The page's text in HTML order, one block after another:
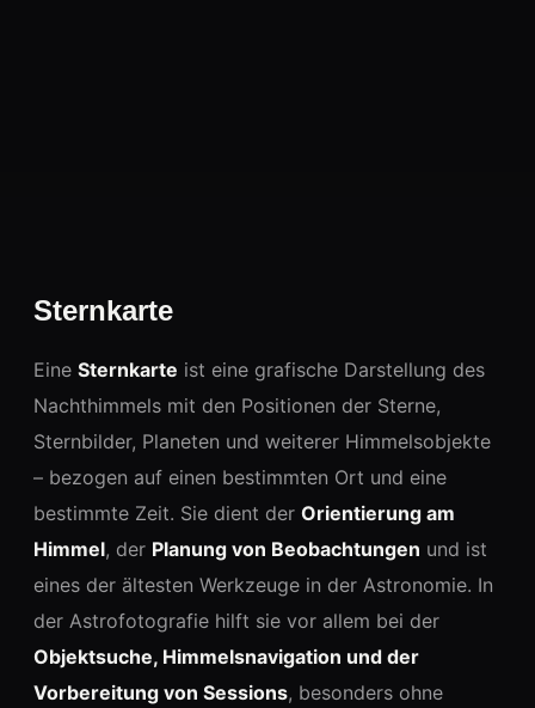
Sternkarte
Eine Sternkarte ist eine grafische Darstellung des
Nachthimmels mit den Positionen der Sterne,
Sternbilder, Planeten und weiterer Himmelsobjekte
– bezogen auf einen bestimmten Ort und eine
bestimmte Zeit. Sie dient der Orientierung am
Himmel, der Planung von Beobachtungen und ist
eines der ältesten Werkzeuge in der Astronomie. In
der Astrofotografie hilft sie vor allem bei der
Objektsuche, Himmelsnavigation und der
Vorbereitung von Sessions, besonders ohne